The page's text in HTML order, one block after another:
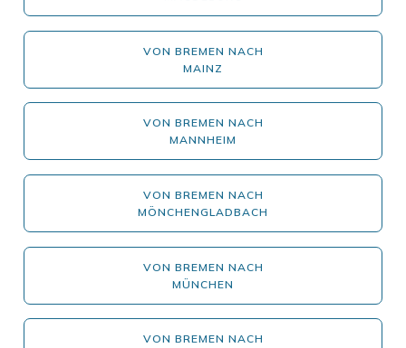
VON BREMEN NACH
MAINZ
VON BREMEN NACH
MANNHEIM
VON BREMEN NACH
MÖNCHENGLADBACH
VON BREMEN NACH
MÜNCHEN
VON BREMEN NACH